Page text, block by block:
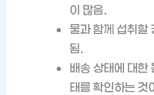
이 많음.
물과 함께 섭취할
됨.
배송 상태에 대한
태를 확인하는 것